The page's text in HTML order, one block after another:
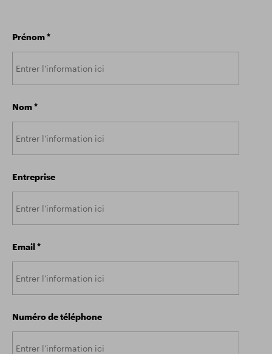
Parc intelligent
Prénom*
Nom*
Entreprise
Email*
Numéro de téléphone